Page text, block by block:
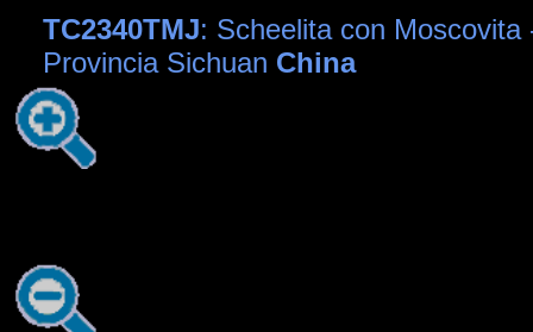
TC2340TMJ: Scheelita con
Provincia Sichuan China